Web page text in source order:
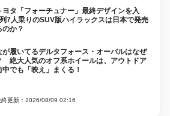
ヨタ「フォーチュナー」最終デザインを入
7人乗りのSUV版ハイラックスは日本で発売
のか？
が履いてるデルタフォース・オーバルはなぜ
絶大人気のオフ系ホイールは、アウトドア
中でも「映え」まくる！
終更新：2026/08/09 02:16